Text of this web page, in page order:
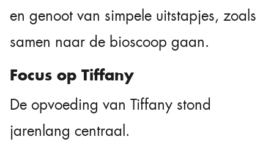
en genoot van simpele uitstapjes, zoals
samen naar de bioscoop gaan.
Focus op Tiffany
De opvoeding van Tiffany stond
jarenlang centraal.